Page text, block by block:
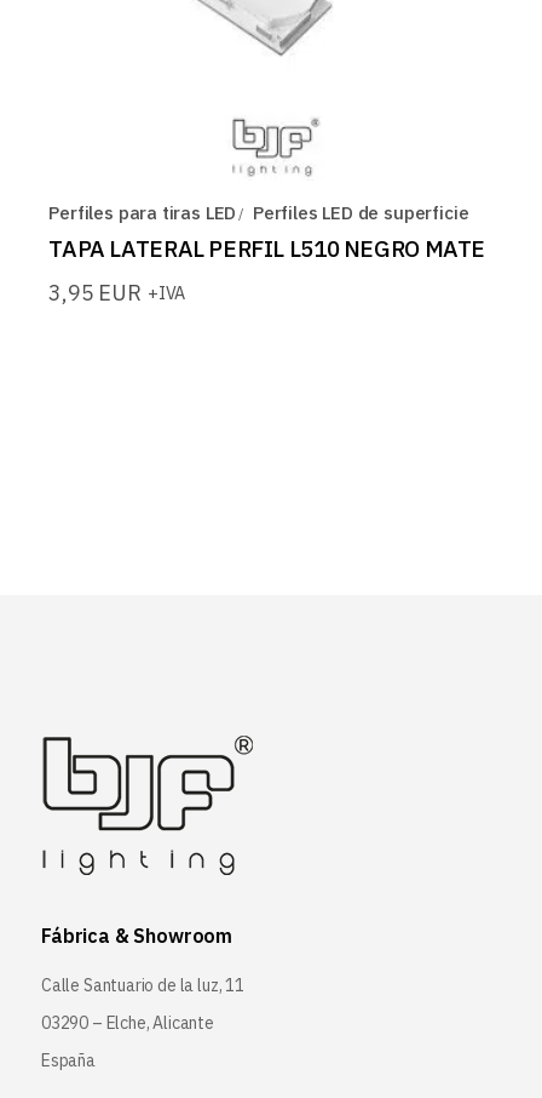
Perfiles para tiras LED Perfiles LED de superficie
TAPA LATERAL PERFIL L510 NEGRO MATE
3,95 EUR +IVA
Fábrica & Showroom
Calle Santuario de la luz, 11
03290 – Elche, Alicante
España